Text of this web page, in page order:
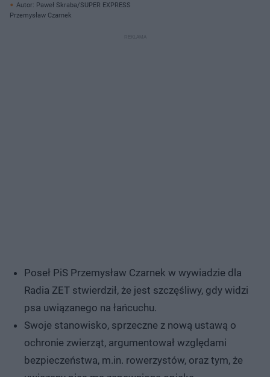
Autor: Paweł Skraba/SUPER EXPRESS
Przemysław Czarnek
Poseł PiS Przemysław Czarnek w wywiadzie dla
Radia ZET stwierdził, że jest szczęśliwy, gdy widzi
psa uwiązanego na łańcuchu.
Swoje stanowisko, sprzeczne z nową ustawą o
ochronie zwierząt, argumentował względami
bezpieczeństwa, m.in. rowerzystów, oraz tym, że